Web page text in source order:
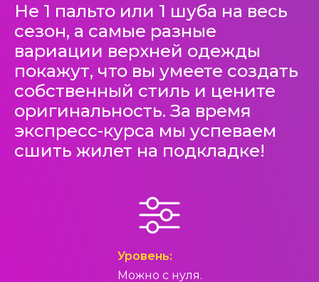
Не 1 пальто или 1 шуба на весь
сезон, а самые разные
вариации верхней одежды
покажут, что вы умеете создать
собственный стиль и цените
оригинальность. За время
экспресс-курса мы успеваем
сшить жилет на подкладке!
Уровень:
Можно с нуля.